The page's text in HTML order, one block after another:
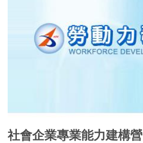
社會企業專業能力建構營